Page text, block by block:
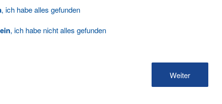
, ich habe alles gefunden
, ich habe nicht alles gefunden
Weiter